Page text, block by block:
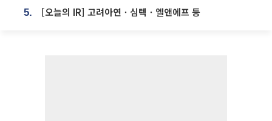
5. [오늘의 IR] 고려아연ㆍ심텍ㆍ엘앤에프 등